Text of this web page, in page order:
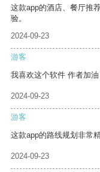
这款app的酒店、餐厅推
验。
2024-09-23
游客
我喜欢这个软件 作者加油
2024-09-23
游客
这款app的路线规划非常
2024-09-23